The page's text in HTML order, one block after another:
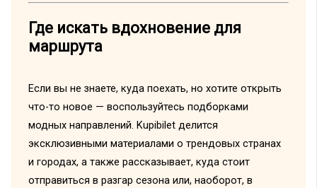
Где искать вдохновение для
маршрута
Если вы не знаете, куда поехать, но хотите открыть
что-то новое — воспользуйтесь подборками
модных направлений. Kupibilet делится
эксклюзивными материалами о трендовых странах
и городах, а также рассказывает, куда стоит
отправиться в разгар сезона или, наоборот, в